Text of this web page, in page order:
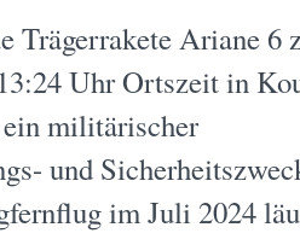
Trägerrakete Ariane 6
Uhr Ortszeit in
ein militärischer
und
im Juli 2024